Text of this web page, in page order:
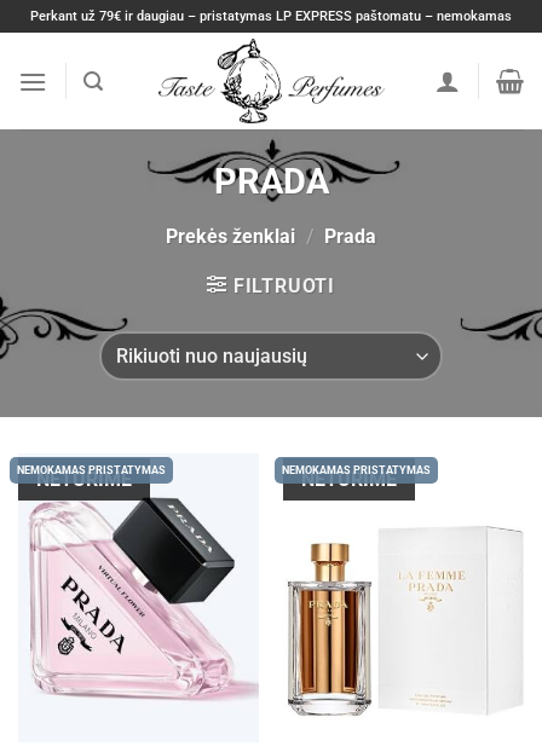
Skip
content
Perkant už 79€ ir daugiau – pristatymas LP EXPRESS paštomatu – nemokamas
PRADA
Prekės ženklai / Prada
FILTRUOTI
NEMOKAMAS PRISTATYMAS
NETURIME NEMOKAMAS PRISTATYMAS
NETURIME